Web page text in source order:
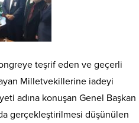
teşrif eden ve geçerli
Milletvekillerine iadeyi
adına konuşan Genel Başkan
gerçekleştirilmesi düşünülen